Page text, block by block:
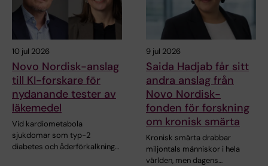
10 jul 2026
Novo Nordisk-anslag
till KI-forskare för
nydanande tester av
läkemedel
Vid kardiometabola
sjukdomar som typ-2
diabetes och åderförkalkning…
9 jul 2026
Saida Hadjab får sitt
andra anslag från
Novo Nordisk-
fonden för forskning
om kronisk smärta
Kronisk smärta drabbar
miljontals människor i hela
världen, men dagens…